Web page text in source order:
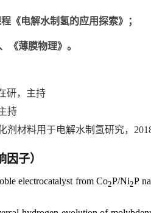
《电解水制氢的应用探索》；
《薄膜物理》。
研，主持
持
剂材料用于电解水制氢研究，
因子）
electrocatalyst from Co2P/Ni2P